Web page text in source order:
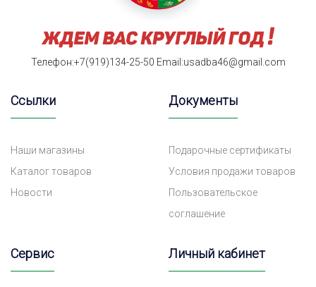
Телефон:+7(919)134-25-50 Email:usadba46@gmail.com
Ссылки
Наши магазины
Каталог товаров
Новости
Документы
Подарочные сертификаты
Условия продажи товаров
Пользовательское
соглашение
Сервис Личный кабинет